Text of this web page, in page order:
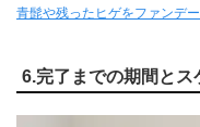
青髭や残ったヒゲをファンデ
6.完了までの期間とス